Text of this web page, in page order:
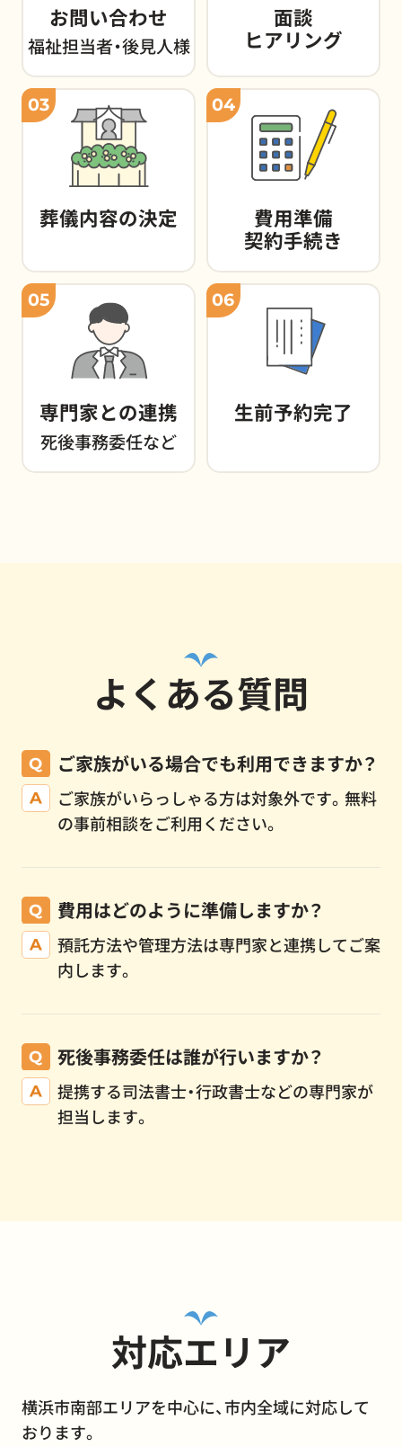
お問い合わせ
福祉担当者・後見人様
面談
ヒアリング
03
葬儀内容の決定
04
費用準備
契約手続き
05
専門家との連携
死後事務委任など
06
生前予約完了
よくある質問
ご家族がいる場合でも利用できますか？
ご家族がいらっしゃる方は対象外です。無料
の事前相談をご利用ください。
費用はどのように準備しますか？
預託方法や管理方法は専門家と連携してご案
内します。
死後事務委任は誰が行いますか？
提携する司法書士・行政書士などの専門家が
担当します。
対応エリア
横浜市南部エリアを中心に、市内全域に対応して
おります。